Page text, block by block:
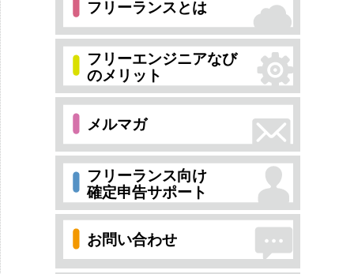
フリーランスとは
フリーエンジニアなび
のメリット
メルマガ
フリーランス向け
確定申告サポート
お問い合わせ